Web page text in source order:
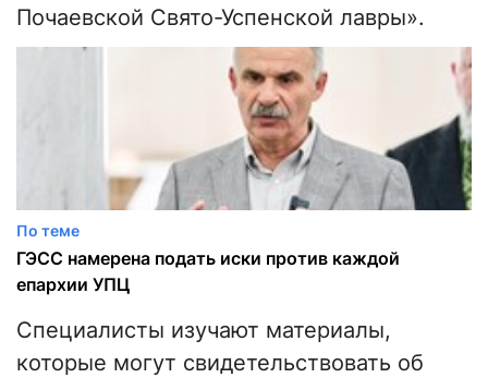
Почаевской Свято-Успенской лавры».
По теме
ГЭСС намерена подать иски против каждой
епархии УПЦ
Специалисты изучают материалы,
которые могут свидетельствовать об